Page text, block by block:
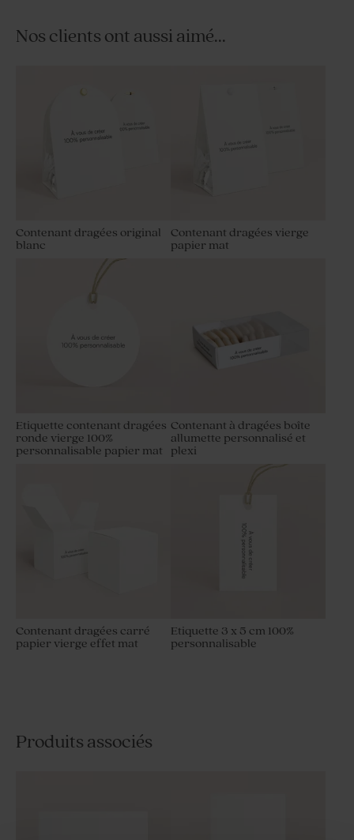
Nos clients ont aussi aimé...
Contenant dragées original
blanc
Contenant dragées vierge
papier mat
Etiquette contenant dragées
ronde vierge 100%
personnalisable papier mat
Contenant à dragées boîte
allumette personnalisé et
plexi
Contenant dragées carré
papier vierge effet mat
Etiquette 3 x 5 cm 100%
personnalisable
Produits associés